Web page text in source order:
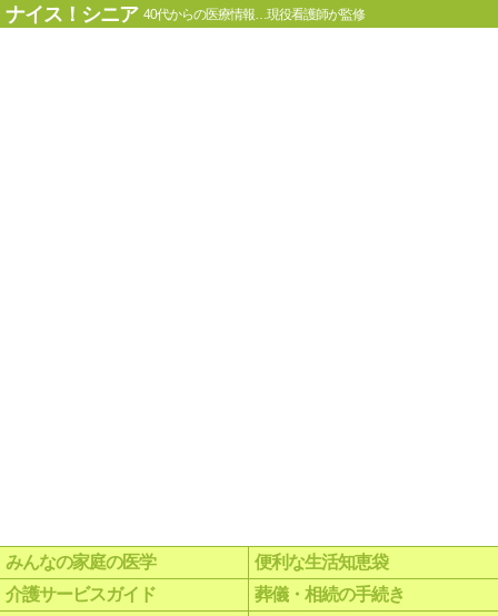
ナイス！シニア 40代からの医療情報…現役看護師が監修
みんなの家庭の医学
便利な生活知恵袋
介護サービスガイド
葬儀・相続の手続き